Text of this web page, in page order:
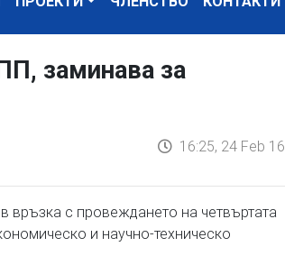
заминава за
16:25, 24 Feb 16
връзка с провеждането на четвъртата
и научно-техническо